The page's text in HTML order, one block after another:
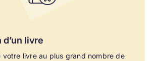
d’un livre
votre livre au plus grand nombre de